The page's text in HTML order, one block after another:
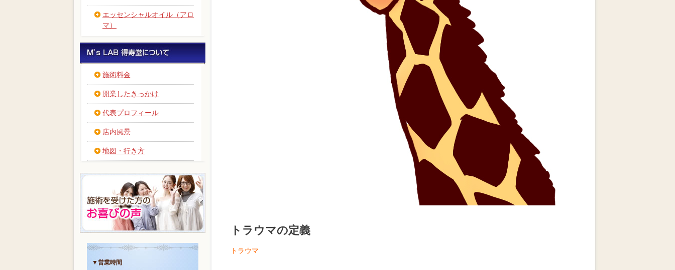
トラウマの定義
トラウマ
エッセンシャルオイル（アロ
マ）
施術料金
開業したきっかけ
代表プロフィール
店内風景
地図・行き方
▼営業時間